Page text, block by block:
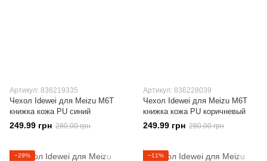
Артикул: 836219335
Чехол Idewei для Meizu M6T
книжка кожа PU синий
249.99 грн 280.00 грн
Артикул: 836228039
Чехол Idewei для Meizu M6T
книжка кожа PU коричневый
249.99 грн 280.00 грн
−29% −11%